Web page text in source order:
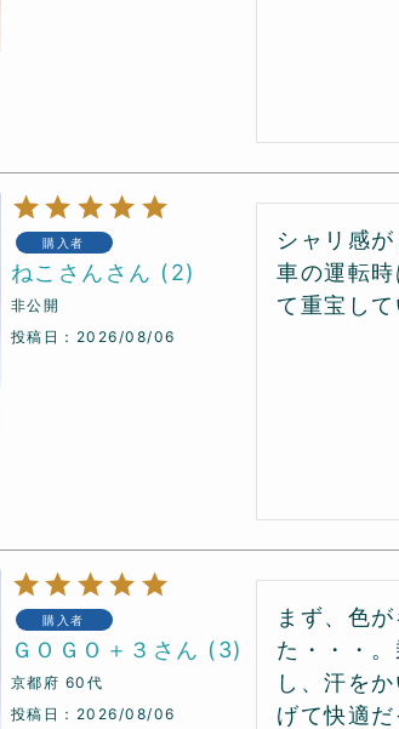
購入者
ねこさん 2
非公開
投稿日
2026/08/06
シャリ感が
車の運転
購入者
ＧＯＧＯ＋３ 3
京都府 60代
投稿日
2026/08/06
まず、色
た・・・
し、汗を
げて快適だ